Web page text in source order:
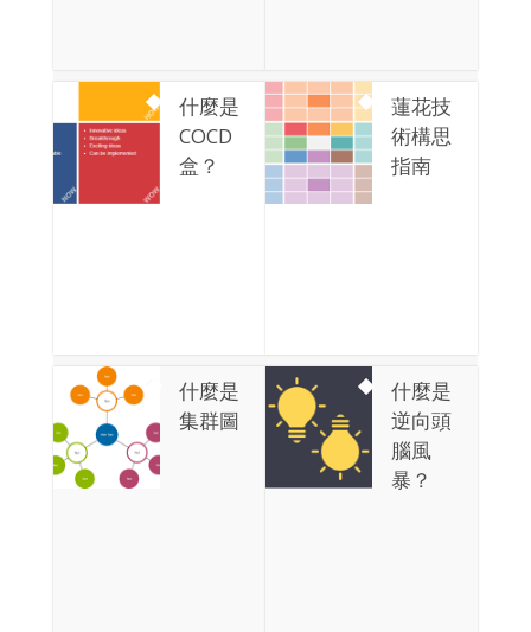
什麼是
COCD
盒？
蓮花技
術構思
指南
什麼是
集群圖
什麼是
逆向頭
腦風
暴？